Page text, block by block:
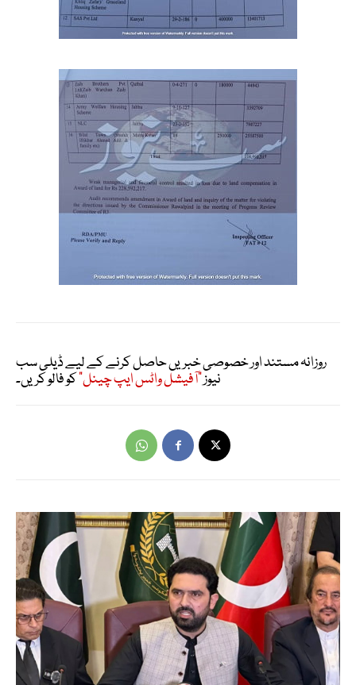
روزانہ مستند اور خصوصی خبریں حاصل کرنے کے لیے ڈیلی سب
نیوز"آفیشل واٹس ایپ چینل"کو فالو کریں۔